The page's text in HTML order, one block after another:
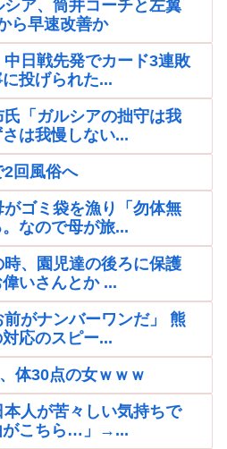
シア、筒井コーチと左翼
ら早速改善か
日戦先発でカード3連敗
投げられた...
氏「ガルシアの拙守は我
は我慢しない...
2回風俗へ
ゴミ袋を漁り「勿体無
なので母が旅...
、園児達の後ろに保護
いさんとか ...
がナンバーワンだ」 熊
応のスピー...
体30点の女ｗｗｗ
人が苦々しい気持ちで
がこちら…」→...